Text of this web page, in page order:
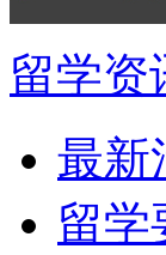
留学资
最新
留学